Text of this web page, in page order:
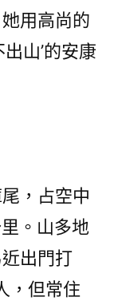
用高尚的
山’的安康
，占空中
。山多地
出門打
，但常住